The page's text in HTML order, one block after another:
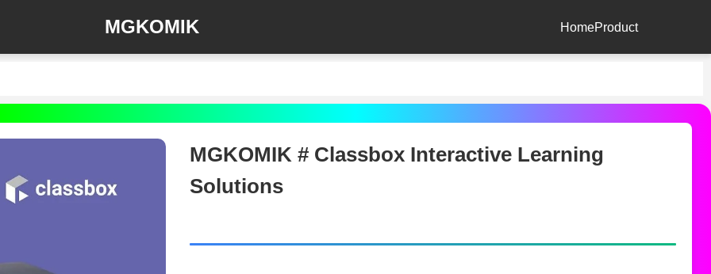
MGKOMIK HomeProduct
MGKOMIK # Classbox Interactive Learning
Solutions